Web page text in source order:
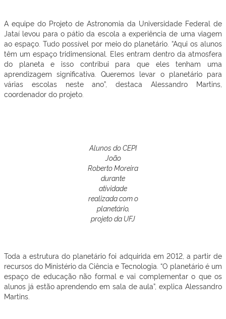
A equipe do Projeto de Astronomia da Universidade Federal de
Jataí levou para o pátio da escola a experiência de uma viagem
ao espaço. Tudo possível por meio do planetário. “Aqui os alunos
têm um espaço tridimensional. Eles entram dentro da atmosfera
do planeta e isso contribui para que eles tenham uma
aprendizagem significativa. Queremos levar o planetário para
várias escolas neste ano”, destaca Alessandro Martins,
coordenador do projeto.
Alunos do CEPI
João
Roberto Moreira
durante
atividade
realizada com o
planetário,
projeto da UFJ
Toda a estrutura do planetário foi adquirida em 2012, a partir de
recursos do Ministério da Ciência e Tecnologia. “O planetário é um
espaço de educação não formal e vai complementar o que os
alunos já estão aprendendo em sala de aula”, explica Alessandro
Martins.